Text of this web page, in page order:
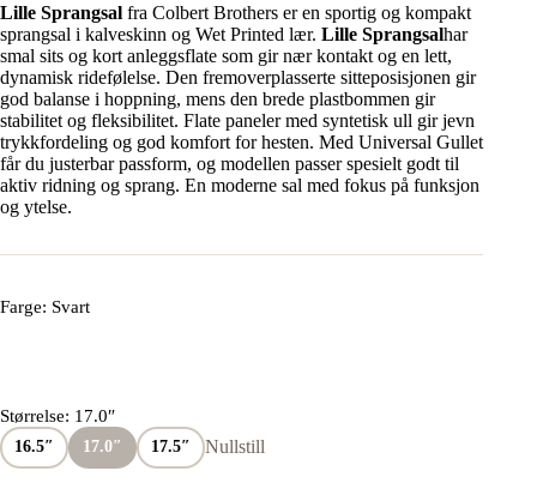
Lille Sprangsal fra Colbert Brothers er en sportig og kompakt
sprangsal i kalveskinn og Wet Printed lær. Lille Sprangsalhar
smal sits og kort anleggsflate som gir nær kontakt og en lett,
dynamisk ridefølelse. Den fremoverplasserte sitteposisjonen gir
god balanse i hoppning, mens den brede plastbommen gir
stabilitet og fleksibilitet. Flate paneler med syntetisk ull gir jevn
trykkfordeling og god komfort for hesten. Med Universal Gullet
får du justerbar passform, og modellen passer spesielt godt til
aktiv ridning og sprang. En moderne sal med fokus på funksjon
og ytelse.
Farge: Svart
Størrelse: 17.0″
16.5″ 17.0″ 17.5″ Nullstill